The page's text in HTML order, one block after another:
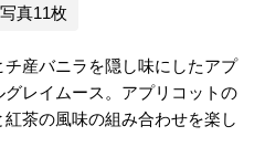
写真11枚
産バニラを隠し味にしたアプ
レイムース。アプリコットの
茶の風味の組み合わせを楽し